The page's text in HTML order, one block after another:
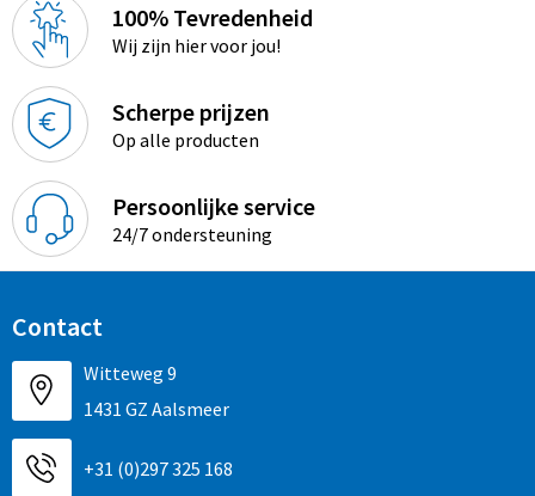
100% Tevredenheid
Wij zijn hier voor jou!
Scherpe prijzen
Op alle producten
Persoonlijke service
24/7 ondersteuning
Contact
Witteweg 9
1431 GZ Aalsmeer
+31 (0)297 325 168